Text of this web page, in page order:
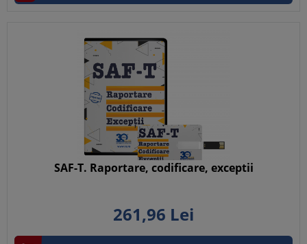
SAF-T. Raportare, codificare, exceptii
261,96 Lei